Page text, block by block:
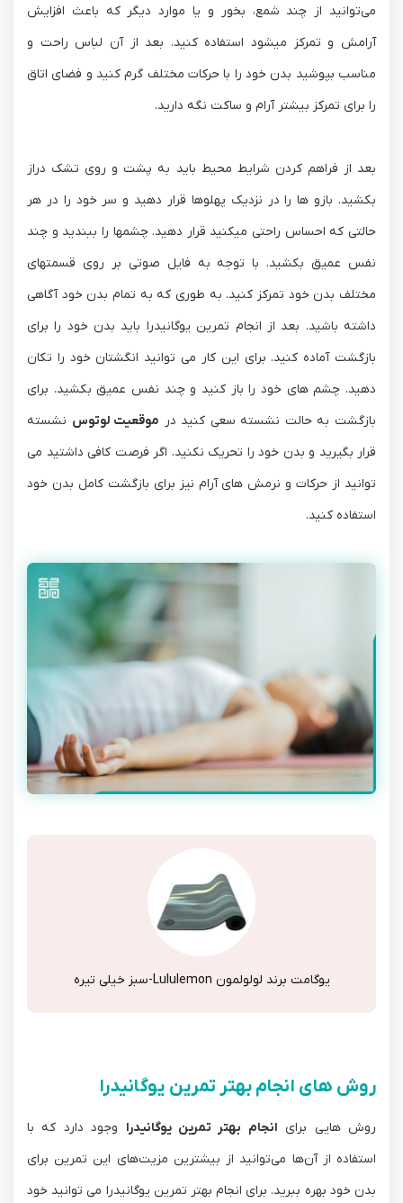
می‌توانید از چند شمع، بخور و یا موارد دیگر که باعث افزایش
آرامش و تمرکز میشود استفاده کنید. بعد از آن لباس راحت و
مناسب بپوشید بدن خود را با حرکات مختلف گرم کنید و فضای اتاق
را برای تمرکز بیشتر آرام و ساکت نگه دارید.
بعد از فراهم کردن شرایط محیط باید به پشت و روی تشک دراز
بکشید. بازو ها را در نزدیک پهلوها قرار دهید و سر خود را در هر
حالتی که احساس راحتی میکنید قرار دهید. چشمها را ببندید و چند
نفس عمیق بکشید. با توجه به فایل صوتی بر روی قسمتهای
مختلف بدن خود تمرکز کنید. به طوری که به تمام بدن خود آگاهی
داشته باشید. بعد از انجام تمرین یوگانیدرا باید بدن خود را برای
بازگشت آماده کنید. برای این کار می توانید انگشتان خود را تکان
دهید. چشم های خود را باز کنید و چند نفس عمیق بکشید. برای
بازگشت به حالت نشسته سعی کنید در موقعیت لوتوس نشسته
قرار بگیرید و بدن خود را تحریک نکنید. اگر فرصت کافی داشتید می
توانید از حرکات و نرمش های آرام نیز برای بازگشت کامل بدن خود
استفاده کنید.
یوگامت برند لولولمون Lululemon-سبز خیلی تیره
روش های انجام بهتر تمرین یوگانیدرا
روش هایی برای انجام بهتر تمرین یوگانیدرا وجود دارد که با
استفاده از آن‌ها می‌توانید از بیشترین مزیت‌های این تمرین برای
بدن خود بهره ببرید. برای انجام بهتر تمرین یوگانیدرا می توانید خود